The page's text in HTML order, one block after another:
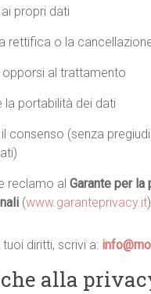
propri dati
rettifica o la
opporsi al trattamento
la portabilità dei dati
consenso (senza
reclamo alGarante per
(www.garanteprivacy.it)
diritti, scrivi a:
alla